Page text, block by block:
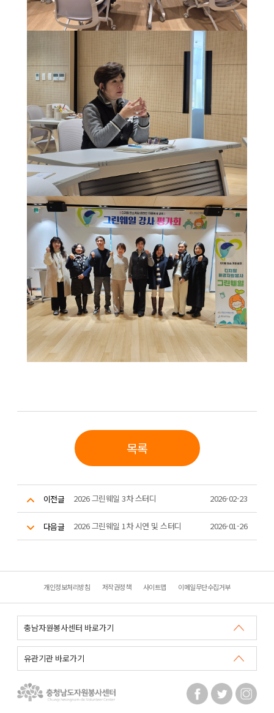
목록
이전글 2026 그린웨일 3차 스터디 2026-02-23
다음글 2026 그린웨일 1차 시연 및 스터디 2026-01-26
개인정보처리방침 저작권정책 사이트맵 이메일무단수집거부